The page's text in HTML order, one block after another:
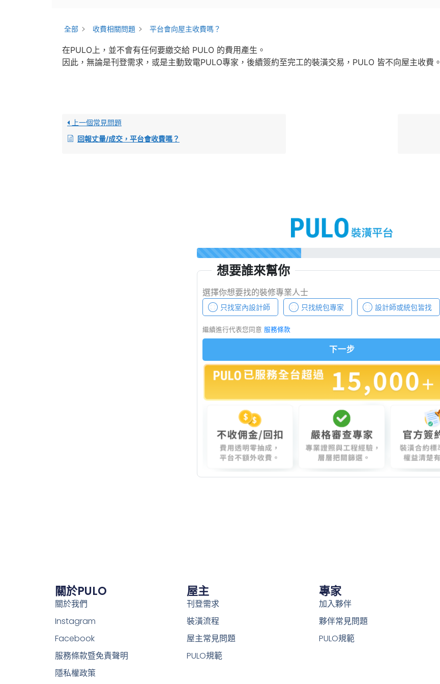
全部 收費相關問題 平台會向屋主收費嗎？
在PULO上，並不會有任何要繳交給 PULO 的費用產生。
因此，無論是刊登需求，或是主動致電PULO專家，後續簽約至完工的裝潢交易，PULO 皆不向屋主收費。
上一個常見問題
回報丈量/成交，平台會收費嗎？
關於PULO
關於我們
Instagram
Facebook
服務條款暨免責聲明
隱私權政策
屋主
刊登需求
裝潢流程
屋主常見問題
PULO規範
專家
加入夥伴
夥伴常見問題
PULO規範